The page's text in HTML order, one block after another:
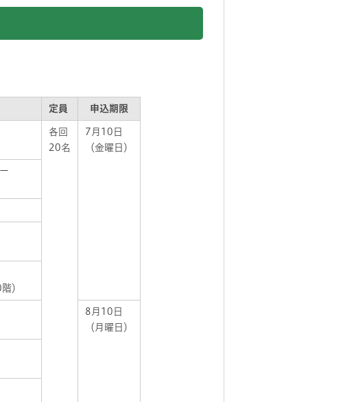
定員 申込期限
各回
20名
7月10日
（金曜日）
）
8月10日
（月曜日）